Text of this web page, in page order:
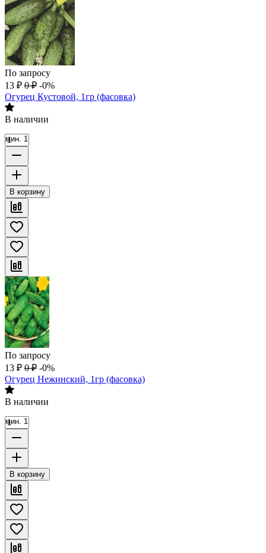
По запросу
13 ₽ 0 ₽ -0%
Огурец Кустовой, 1гр (фасовка)
В наличии
мин. 1
В корзину
По запросу
13 ₽ 0 ₽ -0%
Огурец Нежинский, 1гр (фасовка)
В наличии
мин. 1
В корзину